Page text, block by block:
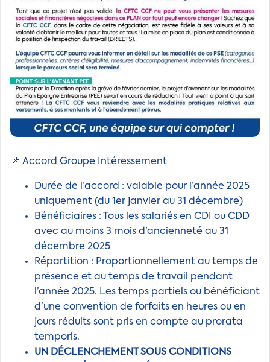
📌 Accord Groupe Intéressement
Durée de l’accord : valable pour l’année 2025
uniquement (du 1er janvier au 31 décembre)
Bénéficiaires : Tous les salariés en CDI ou CDD
avec au moins 3 mois d’ancienneté au 31
décembre 2025
Répartition : Proportionnellement au temps de
présence et au temps de travail pendant
l’année 2025. Les temps partiels ou bénéficiant
d’une convention de forfaits en heures ou en
jours réduits sont pris en compte au prorata
temporis.
UN DÉCLENCHEMENT SOUS CONDITIONS